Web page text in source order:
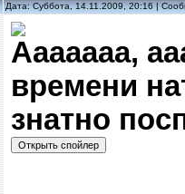
Дата: Суббота, 14.11.2009, 20:16 |
Ааааааа,
времени
знатно